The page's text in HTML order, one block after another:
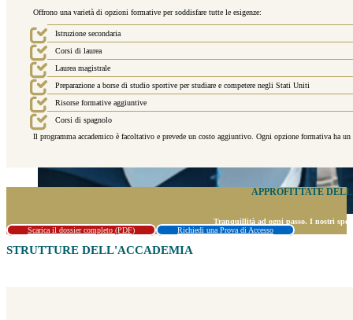
Offrono una varietà di opzioni formative per soddisfare tutte le esigenze:
Istruzione secondaria
Corsi di laurea
Laurea magistrale
Preparazione a borse di studio sportive per studiare e competere negli Stati Uniti
Risorse formative aggiuntive
Corsi di spagnolo
Il programma accademico è facoltativo e prevede un costo aggiuntivo. Ogni opzione formativa ha un
APPROFITTATE
Tranquillità ad ogni passo. I nostri
Scarica il dossier completo (PDF)
Richiedi una Prova di Accesso
STRUTTURE DELL'ACCADEMIA